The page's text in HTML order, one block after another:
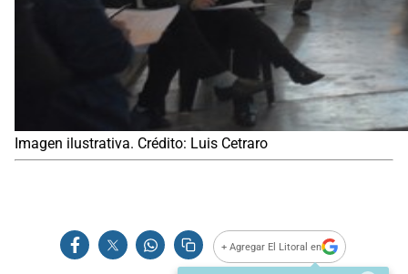
Imagen ilustrativa. Crédito: Luis Cetraro
+ Agregar El Litoral en